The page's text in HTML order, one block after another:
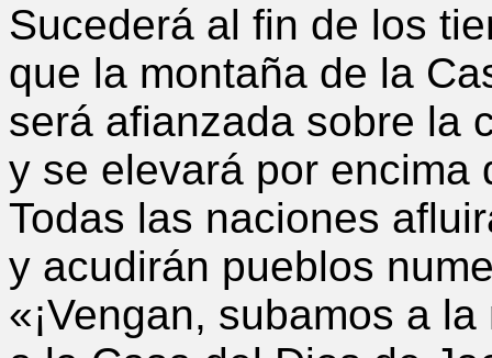
Sucederá al fin de los
que la montaña de la
será afianzada sobre la
y se elevará por encima
Todas las naciones
y acudirán pueblos
«¡Vengan, subamos a